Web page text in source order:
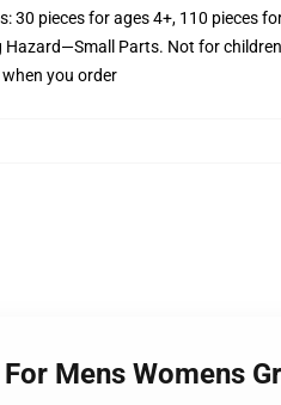
30 pieces for ages 4+, 110 pieces
Hazard—Small Parts. Not for
you order
Mens Womens